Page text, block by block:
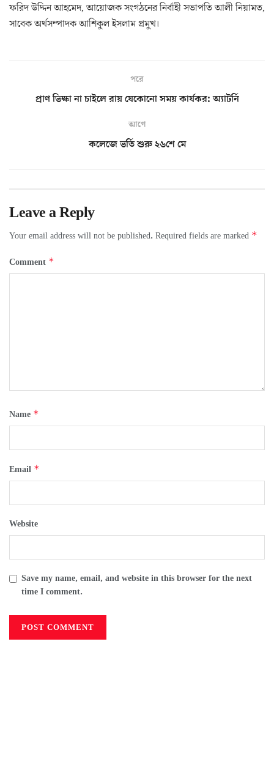
ফরিদ উদ্দিন আহমেদ, আয়োজক সংগঠনের নির্বাহী সভাপতি আলী নিয়ামত,
সাবেক অর্থসম্পাদক আশিকুল ইসলাম প্রমুখ।
পরে
প্রাণ ভিক্ষা না চাইলে রায় যেকোনো সময় কার্যকর: অ্যাটর্নি
আগে
কলেজে ভর্তি শুরু ২৬শে মে
Leave a Reply
Your email address will not be published. Required fields are marked *
Comment *
Name *
Email *
Website
Save my name, email, and website in this browser for the next
time I comment.